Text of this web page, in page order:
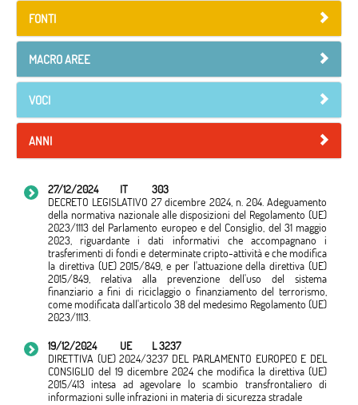
FONTI
MACRO AREE
VOCI
ANNI
27/12/2024 IT
303
DECRETO LEGISLATIVO 27 dicembre 2024, n. 204. Adeguamento
della normativa nazionale alle disposizioni del Regolamento (UE)
2023/1113 del Parlamento europeo e del Consiglio, del 31 maggio
2023, riguardante i dati informativi che accompagnano i
trasferimenti di fondi e determinate cripto-attività e che modifica
la direttiva (UE) 2015/849, e per l'attuazione della direttiva (UE)
2015/849, relativa alla prevenzione dell'uso del sistema
finanziario a fini di riciclaggio o finanziamento del terrorismo,
come modificata dall'articolo 38 del medesimo Regolamento (UE)
2023/1113.
19/12/2024
UE
L 3237
DIRETTIVA (UE) 2024/3237 DEL PARLAMENTO EUROPEO E DEL
CONSIGLIO del 19 dicembre 2024 che modifica la direttiva (UE)
2015/413 intesa ad agevolare lo scambio transfrontaliero di
informazioni sulle infrazioni in materia di sicurezza stradale